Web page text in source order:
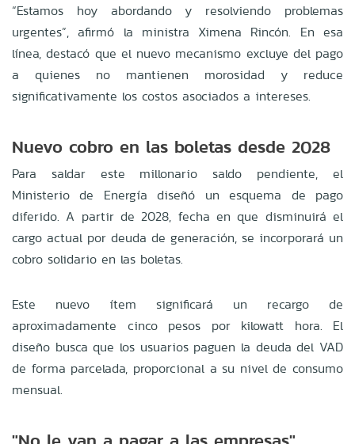
“Estamos hoy abordando y resolviendo problemas
urgentes”, afirmó la ministra Ximena Rincón. En esa
línea, destacó que el nuevo mecanismo excluye del pago
a quienes no mantienen morosidad y reduce
significativamente los costos asociados a intereses.
Nuevo cobro en las boletas desde 2028
Para saldar este millonario saldo pendiente, el
Ministerio de Energía diseñó un esquema de pago
diferido. A partir de 2028, fecha en que disminuirá el
cargo actual por deuda de generación, se incorporará un
cobro solidario en las boletas.
Este nuevo ítem significará un recargo de
aproximadamente cinco pesos por kilowatt hora. El
diseño busca que los usuarios paguen la deuda del VAD
de forma parcelada, proporcional a su nivel de consumo
mensual.